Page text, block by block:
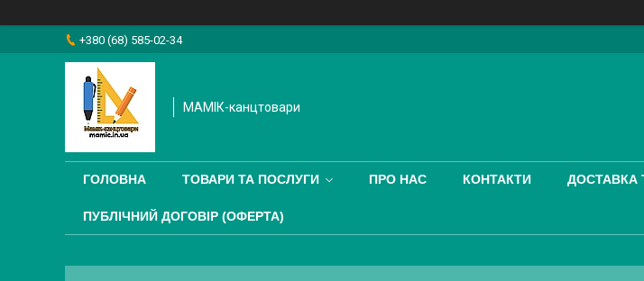
+380 (68) 585-02-34
МАМІК-канцтовари
ГОЛОВНА ТОВАРИ ТА ПОСЛУГИ ПРО НАС КОНТАКТИ ДОСТАВКА
ПУБЛІЧНИЙ ДОГОВІР (ОФЕРТА)